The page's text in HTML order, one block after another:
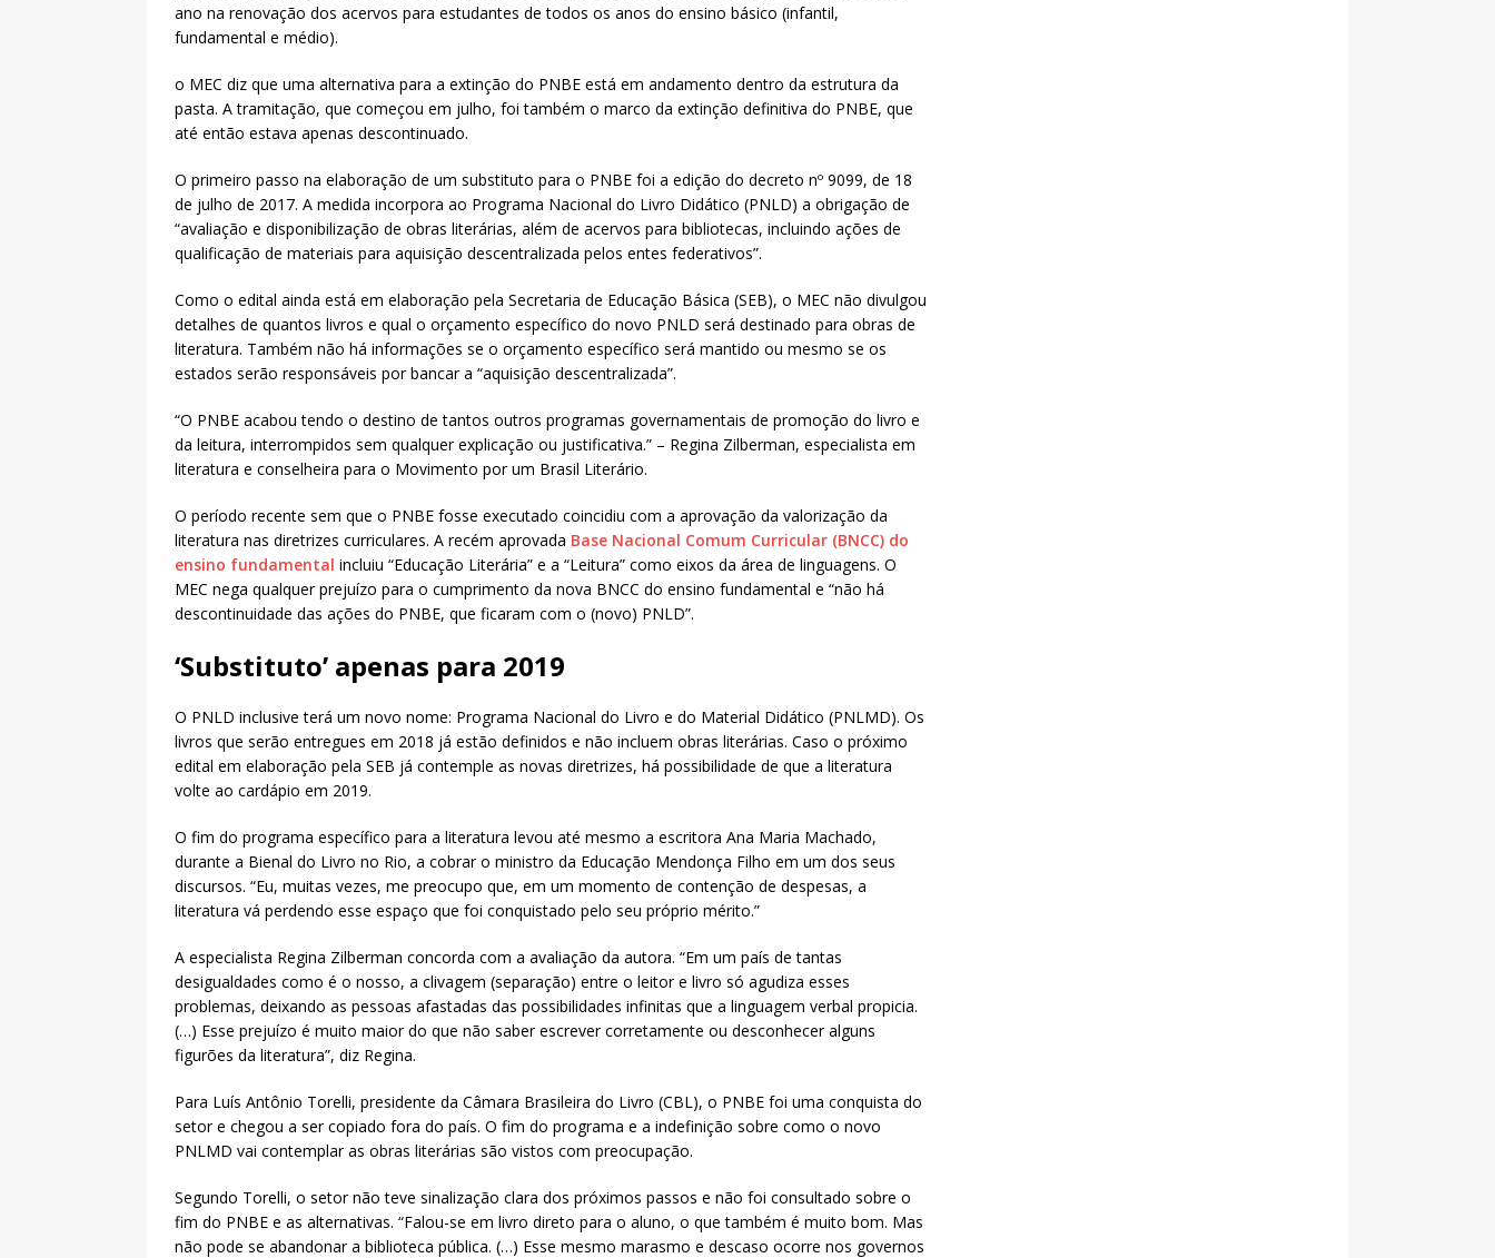
ano na renovação dos acervos para estudantes de todos os anos do ensino básico (infantil,
fundamental e médio).
o MEC diz que uma alternativa para a extinção do PNBE está em andamento dentro da estrutura da
pasta. A tramitação, que começou em julho, foi também o marco da extinção definitiva do PNBE, que
até então estava apenas descontinuado.
O primeiro passo na elaboração de um substituto para o PNBE foi a edição do decreto nº 9099, de 18
de julho de 2017. A medida incorpora ao Programa Nacional do Livro Didático (PNLD) a obrigação de
“avaliação e disponibilização de obras literárias, além de acervos para bibliotecas, incluindo ações de
qualificação de materiais para aquisição descentralizada pelos entes federativos”.
Como o edital ainda está em elaboração pela Secretaria de Educação Básica (SEB), o MEC não divulgou
detalhes de quantos livros e qual o orçamento específico do novo PNLD será destinado para obras de
literatura. Também não há informações se o orçamento específico será mantido ou mesmo se os
estados serão responsáveis por bancar a “aquisição descentralizada”.
“O PNBE acabou tendo o destino de tantos outros programas governamentais de promoção do livro e
da leitura, interrompidos sem qualquer explicação ou justificativa.” – Regina Zilberman, especialista em
literatura e conselheira para o Movimento por um Brasil Literário.
O período recente sem que o PNBE fosse executado coincidiu com a aprovação da valorização da
literatura nas diretrizes curriculares. A recém aprovada Base Nacional Comum Curricular (BNCC) do
ensino fundamental incluiu “Educação Literária” e a “Leitura” como eixos da área de linguagens. O
MEC nega qualquer prejuízo para o cumprimento da nova BNCC do ensino fundamental e “não há
descontinuidade das ações do PNBE, que ficaram com o (novo) PNLD”.
‘Substituto’ apenas para 2019
O PNLD inclusive terá um novo nome: Programa Nacional do Livro e do Material Didático (PNLMD). Os
livros que serão entregues em 2018 já estão definidos e não incluem obras literárias. Caso o próximo
edital em elaboração pela SEB já contemple as novas diretrizes, há possibilidade de que a literatura
volte ao cardápio em 2019.
O fim do programa específico para a literatura levou até mesmo a escritora Ana Maria Machado,
durante a Bienal do Livro no Rio, a cobrar o ministro da Educação Mendonça Filho em um dos seus
discursos. “Eu, muitas vezes, me preocupo que, em um momento de contenção de despesas, a
literatura vá perdendo esse espaço que foi conquistado pelo seu próprio mérito.”
A especialista Regina Zilberman concorda com a avaliação da autora. “Em um país de tantas
desigualdades como é o nosso, a clivagem (separação) entre o leitor e livro só agudiza esses
problemas, deixando as pessoas afastadas das possibilidades infinitas que a linguagem verbal propicia.
(…) Esse prejuízo é muito maior do que não saber escrever corretamente ou desconhecer alguns
figurões da literatura”, diz Regina.
Para Luís Antônio Torelli, presidente da Câmara Brasileira do Livro (CBL), o PNBE foi uma conquista do
setor e chegou a ser copiado fora do país. O fim do programa e a indefinição sobre como o novo
PNLMD vai contemplar as obras literárias são vistos com preocupação.
Segundo Torelli, o setor não teve sinalização clara dos próximos passos e não foi consultado sobre o
fim do PNBE e as alternativas. “Falou-se em livro direto para o aluno, o que também é muito bom. Mas
não pode se abandonar a biblioteca pública. (…) Esse mesmo marasmo e descaso ocorre nos governos